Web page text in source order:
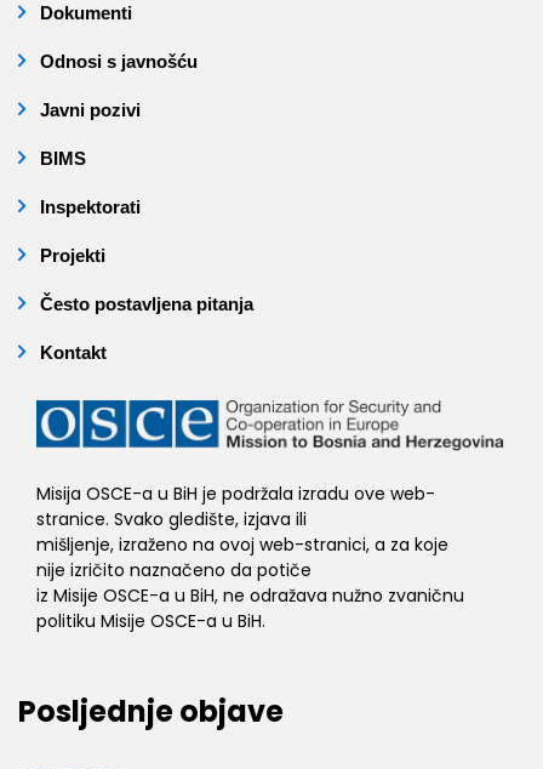
Dokumenti
Odnosi s javnošću
Javni pozivi
BIMS
Inspektorati
Projekti
Često postavljena pitanja
Kontakt
Misija OSCE-a u BiH je podržala izradu ove web-
stranice. Svako gledište, izjava ili
mišljenje, izraženo na ovoj web-stranici, a za koje
nije izričito naznačeno da potiče
iz Misije OSCE-a u BiH, ne odražava nužno zvaničnu
politiku Misije OSCE-a u BiH.
Posljednje objave